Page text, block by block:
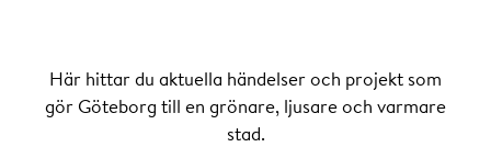
Här hittar du aktuella händelser och projekt som
gör Göteborg till en grönare, ljusare och varmare
stad.